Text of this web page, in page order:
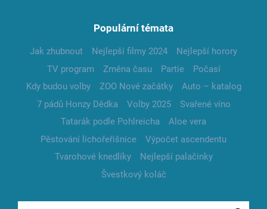
Populární témata
Jak zhubnout Nejlepší filmy 2024
Nejlepší horory
TV program
Změna času Partie
Počasí
Kdy budou volby
ZOO Nové začátky
Auto – katalog
7 pádů Honzy Dědka
Volby 2025
Svařené víno
Tatarák podle Pohlreicha
Aloe vera
Pěstování lichořeřišnice
Výpočet ascendentu
Tvarohové knedlíky
Nejlepší palačinky
Švestkový koláč